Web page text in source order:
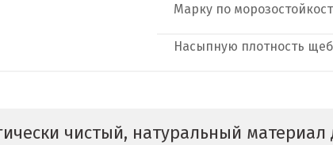
Марку по
Насыпную плотность
чистый, натуральный